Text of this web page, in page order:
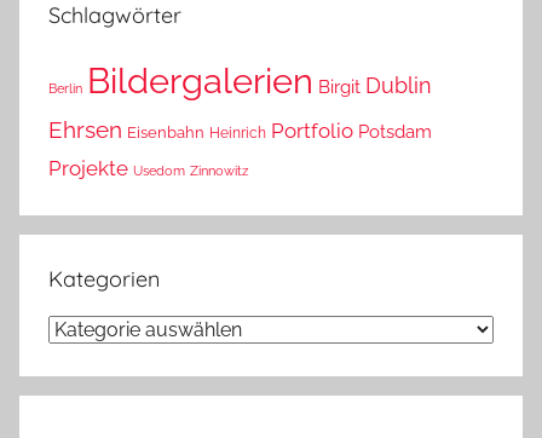
Schlagwörter
Berlin Bildergalerien Birgit Dublin
Ehrsen Eisenbahn Heinrich Portfolio Potsdam
Projekte Usedom Zinnowitz
Kategorien
Kategorien